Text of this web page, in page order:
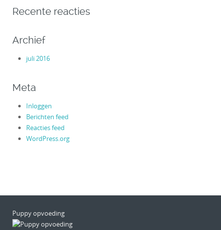
Recente reacties
Archief
juli 2016
Meta
Inloggen
Berichten feed
Reacties feed
WordPress.org
Puppy opvoeding